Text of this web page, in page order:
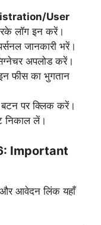
User
लॉग इन करें।
जानकारी भरें।
अपलोड करें।
फीस का भुगतान
बटन पर क्लिक करें।
निकाल लें।
Important
और आवेदन लिंक यहाँ